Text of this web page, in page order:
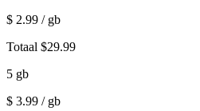
$ 2.99 / gb
Totaal $29.99
5 gb
$ 3.99 / gb